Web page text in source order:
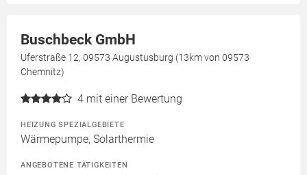
Buschbeck GmbH
Uferstraße 12, 09573 Augustusburg (13km von 09573
Chemnitz)
4 mit einer Bewertung
HEIZUNG SPEZIALGEBIETE
Wärmepumpe, Solarthermie
ANGEBOTENE TÄTIGKEITEN